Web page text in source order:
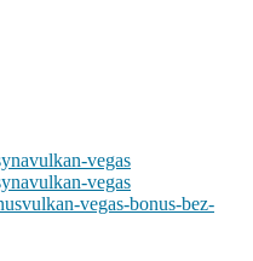
vegas
vegas
vegas-bonus-bez-